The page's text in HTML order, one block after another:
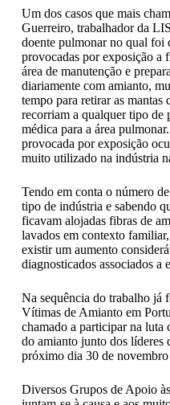
Um dos casos que mais
Guerreiro, trabalhador da
doente pulmonar no qual foi
provocadas por exposição a
área de manutenção e
diariamente com amianto,
tempo para retirar as mantas
recorriam a qualquer tipo de
médica para a área
provocada por exposição
muito utilizado na indústria
Tendo em conta o número
tipo de indústria e sabendo
ficavam alojadas fibras de
lavados em contexto
existir um aumento
diagnosticados associados a
Na sequência do trabalho já
Vítimas de Amianto em
chamado a participar na
do amianto junto dos
próximo dia 30 de
Diversos Grupos de Apoio